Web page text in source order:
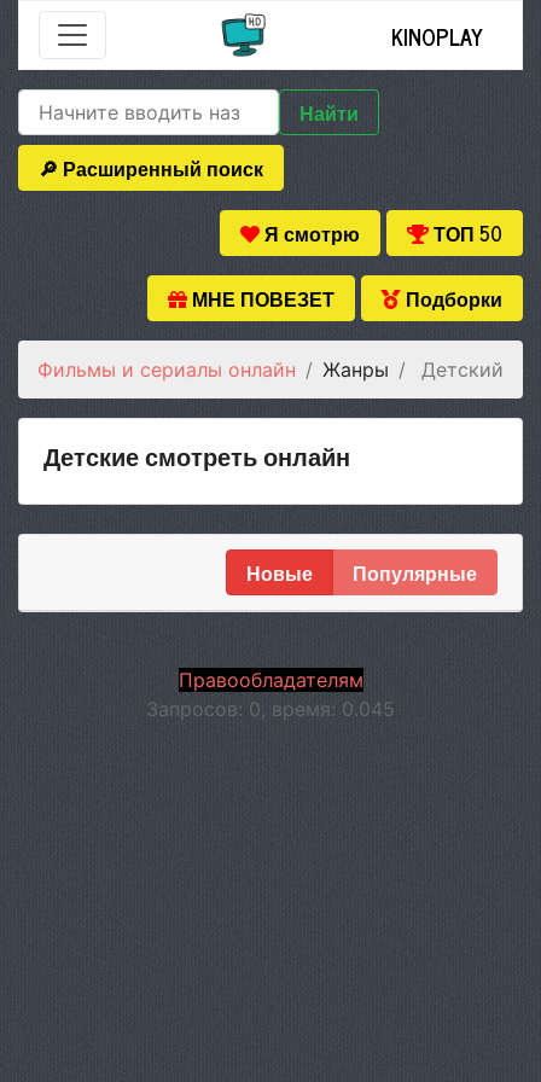
KINOPLAY
Найти
🔎 Расширенный поиск
Я смотрю ТОП 50
МНЕ ПОВЕЗЕТ Подборки
Фильмы и сериалы онлайн Жанры Детский
Детские смотреть онлайн
Новые Популярные
Правообладателям
Запросов: 0, время: 0.045